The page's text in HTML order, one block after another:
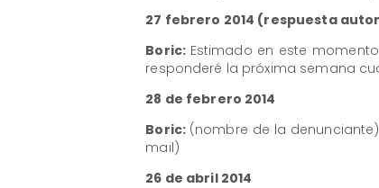
27 febrero 2014 (respuesta
Boric: Estimado en este
responderé la próxima semana
28 de febrero 2014
Boric: (nombre de la
mail)
​26 de abril 2014